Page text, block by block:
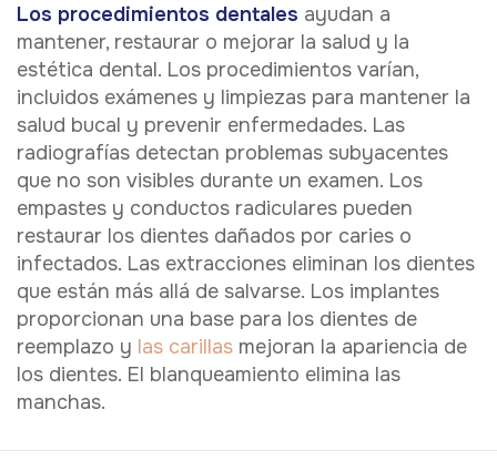
Los procedimientos dentales ayudan a
mantener, restaurar o mejorar la salud y la
estética dental. Los procedimientos varían,
incluidos exámenes y limpiezas para mantener la
salud bucal y prevenir enfermedades. Las
radiografías detectan problemas subyacentes
que no son visibles durante un examen. Los
empastes y conductos radiculares pueden
restaurar los dientes dañados por caries o
infectados. Las extracciones eliminan los dientes
que están más allá de salvarse. Los implantes
proporcionan una base para los dientes de
reemplazo y las carillas mejoran la apariencia de
los dientes. El blanqueamiento elimina las
manchas.